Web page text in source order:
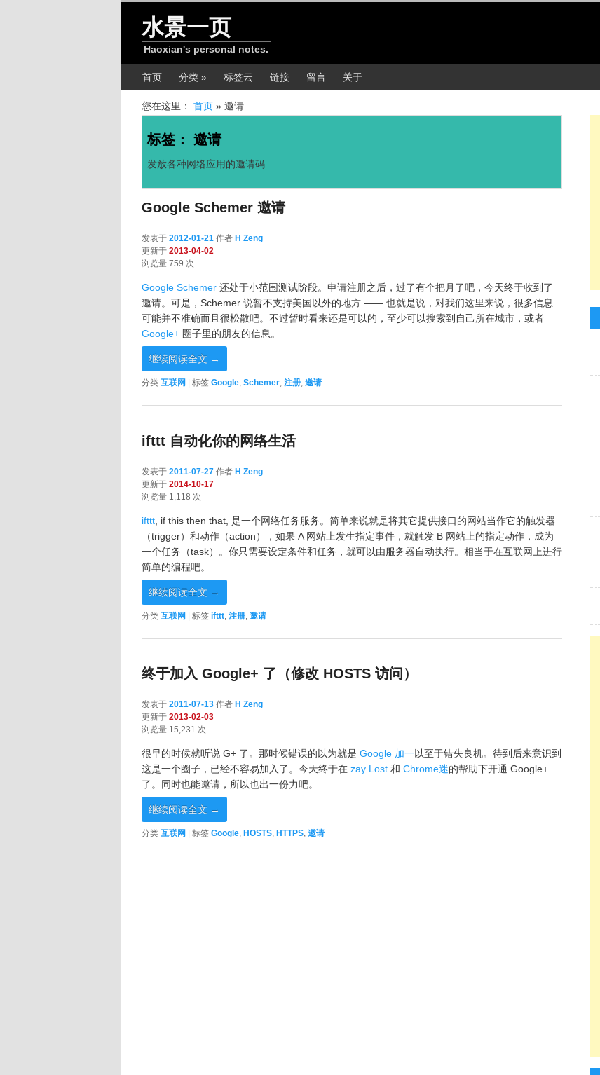
水景一页
Haoxian's personal notes.
主菜单首页 分类 » 标签云 链接 留言 关于
您在这里： 首页 » 邀请
标签： 邀请
发放各种网络应用的邀请码
Google Schemer 邀请
发表于 2012-01-21 作者 H Zeng
更新于 2013-04-02
浏览量 759 次
Google Schemer 还处于小范围测试阶段。申请注册之后，过了有个把月了吧，今天终于收到了
邀请。可是，Schemer 说暂不支持美国以外的地方 —— 也就是说，对我们这里来说，很多信息
可能并不准确而且很松散吧。不过暂时看来还是可以的，至少可以搜索到自己所在城市，或者
Google+ 圈子里的朋友的信息。
继续阅读全文 →
分类 互联网 标签 Google, Schemer, 注册, 邀请
ifttt 自动化你的网络生活
发表于 2011-07-27 作者 H Zeng
更新于 2014-10-17
浏览量 1,118 次
ifttt , if this then that, 是一个网络任务服务。简单来说就是将其它提供接口的网站当作它的触发器
（trigger）和动作（action），如果 A 网站上发生指定事件，就触发 B 网站上的指定动作，成为
一个任务（task）。你只需要设定条件和任务，就可以由服务器自动执行。相当于在互联网上进行
简单的编程吧。
继续阅读全文 →
分类 互联网 | 标签 ifttt, 注册, 邀请
终于加入 Google+ 了（修改 HOSTS 访问）
发表于 2011-07-13 作者 H Zeng
更新于 2013-02-03
浏览量 15,231 次
很早的时候就听说 G+ 了。那时候错误的以为就是 Google 加一以至于错失良机。待到后来意识到
这是一个圈子，已经不容易加入了。今天终于在 zay Lost 和 Chrome迷的帮助下开通 Google+
了。同时也能邀请，所以也出一份力吧。
继续阅读全文 →
分类 互联网 标签 Google, HOSTS, HTTPS, 邀请